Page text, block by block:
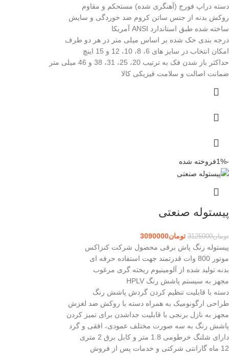
دسته دراپ فورج (آهنگری شده) مستحکم و مقاوم
روکش بدنه از جنس ساتن کروم ضد خوردگی و سایش
ساخته شده طبق استاندارد ANSI آمریکا
درجه بندی حک شده بر اساس میلی متر در هر دو طرف
امکان انتخاب در سایز های 6، 8، 10، 12 و 15 اینچ
حداکثر باز شدن فک به ترتیب 20، 25، 31، 38 و 46 میلی متر
ضمانت اصالت و سلامت فیزیکی کالا
-1% فروخته شده
پیستوله صنعتی
تومان3125000 تومان3090000
پیستوله رنگ پاش برقی محصول شرکت کنزاکس
موتور 800 وات قدرتمند جهت استفاده حرفه ای
بدنه تولید شده از آلومینیوم ریخته گری مرغوب
مجهز به سیستم پاشش رنگ HPLV
دسته با قابلیت تنظیم کردن گردش پاشش رنگ
طراحی ارگونومیک به همراه دسته با روکش ضد لغزش
مجهز به نازل برنجی با قابلیت جداشدن برای تمیز کردن
پاشش رنگ به سه صورت مختلف عمودی، افقی و گرد
دارای شلنگ خرطومی 1.8 متر و کابل برق 2 متری
12 ماه گارانتی شرکتی و خدمات پس از فروش